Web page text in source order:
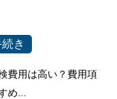
き
費用は高い？費用項
め...